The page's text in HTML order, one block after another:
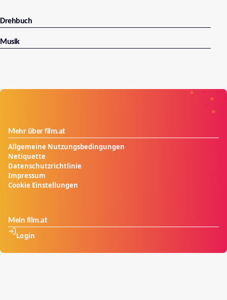
Jeannine Michaelsen.
Drehbuch
Musik
Mehr über film.at
Allgemeine Nutzungsbedingungen
Netiquette
Datenschutzrichtlinie
Impressum
Cookie Einstellungen
Mein film.at
Login